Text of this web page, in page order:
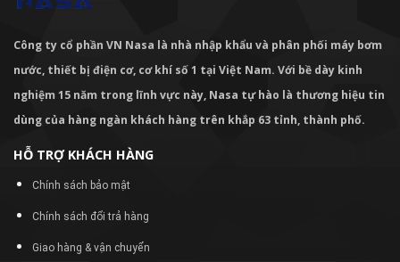
Công ty cổ phần VN Nasa là nhà nhập khẩu và phân phối máy bơm
nước, thiết bị điện cơ, cơ khí số 1 tại Việt Nam. Với bề dày kinh
nghiệm 15 năm trong lĩnh vực này, Nasa tự hào là thương hiệu tin
dùng của hàng ngàn khách hàng trên khắp 63 tỉnh, thành phố.
HỖ TRỢ KHÁCH HÀNG
Chính sách bảo mật
Chính sách đổi trả hàng
Giao hàng & vận chuyển